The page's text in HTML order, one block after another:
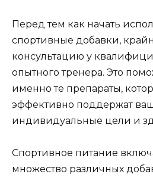
Перед тем как начать
спортивные добавки,
консультацию у
опытного тренера. Это
именно те препараты,
эффективно поддержат
индивидуальные цели и
Спортивное питание
множество различных